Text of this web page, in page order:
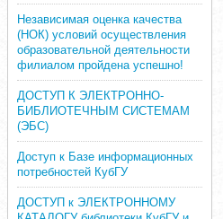
Независимая оценка качества
(НОК) условий осуществления
образовательной деятельности
филиалом пройдена успешно!
ДОСТУП К ЭЛЕКТРОННО-
БИБЛИОТЕЧНЫМ СИСТЕМАМ
(ЭБС)
Доступ к Базе информационных
потребностей КубГУ
ДОСТУП к ЭЛЕКТРОННОМУ